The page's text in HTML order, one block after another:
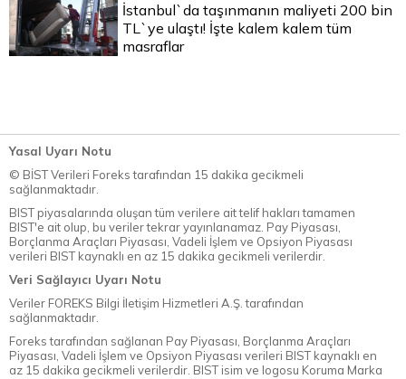
İstanbul`da taşınmanın maliyeti 200 bin
TL`ye ulaştı! İşte kalem kalem tüm
masraflar
Yasal Uyarı Notu
© BİST Verileri Foreks tarafından 15 dakika gecikmeli
sağlanmaktadır.
BIST piyasalarında oluşan tüm verilere ait telif hakları tamamen
BIST'e ait olup, bu veriler tekrar yayınlanamaz. Pay Piyasası,
Borçlanma Araçları Piyasası, Vadeli İşlem ve Opsiyon Piyasası
verileri BIST kaynaklı en az 15 dakika gecikmeli verilerdir.
Veri Sağlayıcı Uyarı Notu
Veriler FOREKS Bilgi İletişim Hizmetleri A.Ş. tarafından
sağlanmaktadır.
Foreks tarafından sağlanan Pay Piyasası, Borçlanma Araçları
Piyasası, Vadeli İşlem ve Opsiyon Piyasası verileri BIST kaynaklı en
az 15 dakika gecikmeli verilerdir. BIST isim ve logosu Koruma Marka